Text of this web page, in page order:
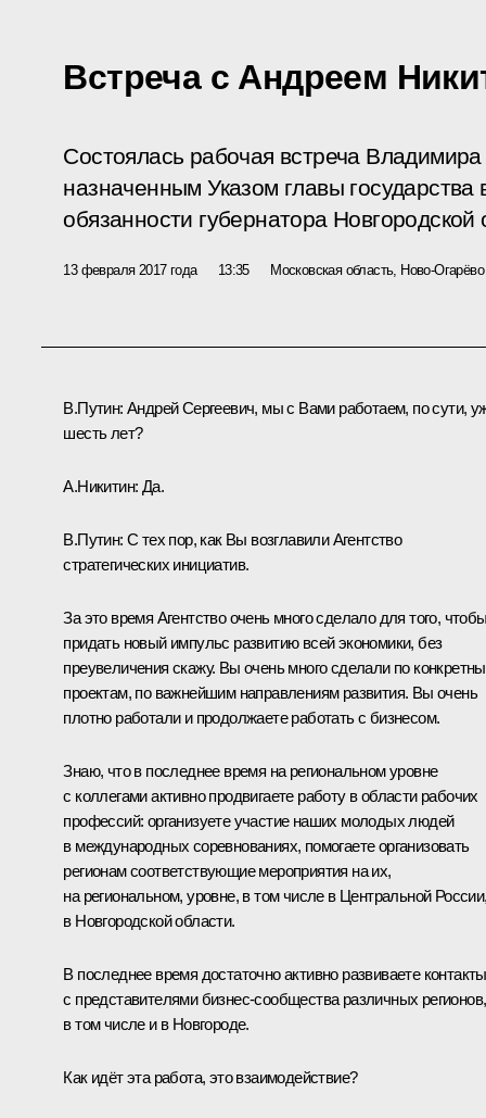
Встреча с Андреем
Состоялась рабочая встреча
назначенным Указом главы
обязанности губернатора Новгородской
13 февраля 2017 года 13:35 Московская область, Ново-Огарёво
В.Путин: Андрей Сергеевич, мы с Вами работаем, по сути,
шесть лет?
А.Никитин: Да.
В.Путин: С тех пор, как Вы возглавили Агентство
стратегических инициатив.
За это время Агентство очень много сделало для того,
придать новый импульс развитию всей экономики, без
преувеличения скажу. Вы очень много сделали по
проектам, по важнейшим направлениям развития. Вы очень
плотно работали и продолжаете работать с бизнесом.
Знаю, что в последнее время на региональном уровне
с коллегами активно продвигаете работу в области рабочих
профессий: организуете участие наших молодых людей
в международных соревнованиях, помогаете организовать
регионам соответствующие мероприятия на их,
на региональном, уровне, в том числе в Центральной
в Новгородской области.
В последнее время достаточно активно развиваете контакты
с представителями бизнес-сообщества различных регионов,
в том числе и в Новгороде.
Как идёт эта работа, это взаимодействие?